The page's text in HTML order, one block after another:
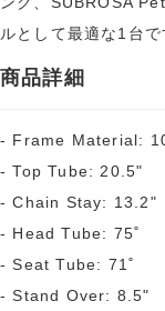
ルとして最適な1台で
商品詳細
- Frame Material:
- Top Tube: 20.5"
- Chain Stay: 13.2"
- Head Tube: 75˚
- Seat Tube: 71˚
- Stand Over: 8.5"